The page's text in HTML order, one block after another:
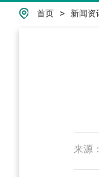
首页 > 新闻资
来源